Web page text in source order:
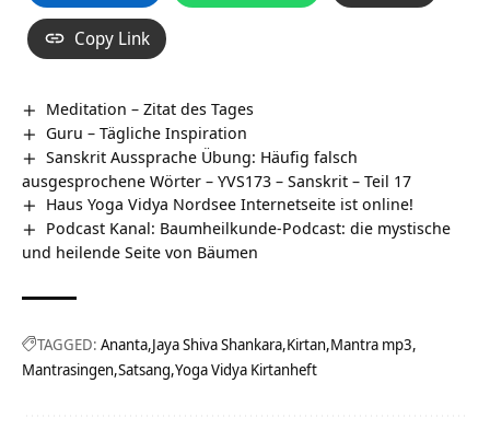
Copy Link
Meditation – Zitat des Tages
Guru – Tägliche Inspiration
Sanskrit Aussprache Übung: Häufig falsch
ausgesprochene Wörter – YVS173 – Sanskrit – Teil 17
Haus Yoga Vidya Nordsee Internetseite ist online!
Podcast Kanal: Baumheilkunde-Podcast: die mystische
und heilende Seite von Bäumen
TAGGED: Ananta Jaya Shiva Shankara Kirtan Mantra mp3
Mantrasingen Satsang Yoga Vidya Kirtanheft